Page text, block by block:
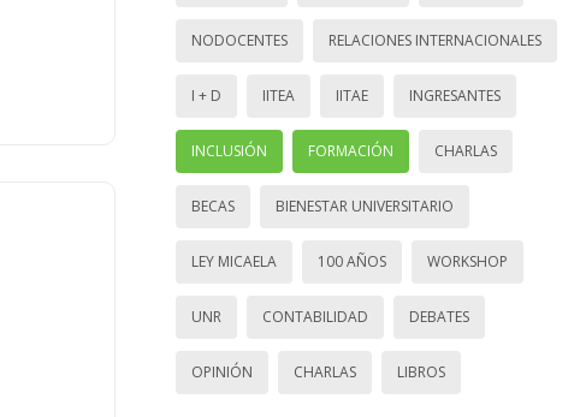
NODOCENTES RELACIONES INTERNACIONALES
I + D IITEA IITAE INGRESANTES
INCLUSIÓN FORMACIÓN CHARLAS
BECAS BIENESTAR UNIVERSITARIO
LEY MICAELA 100 AÑOS WORKSHOP
UNR CONTABILIDAD DEBATES
OPINIÓN CHARLAS LIBROS